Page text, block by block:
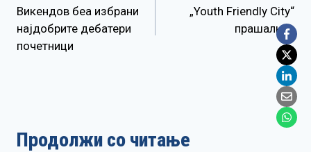
на
напис
Викендов беа избрани
најдобрите дебатери
почетници
„Youth Friendly City“
прашалник
Продолжи со читање